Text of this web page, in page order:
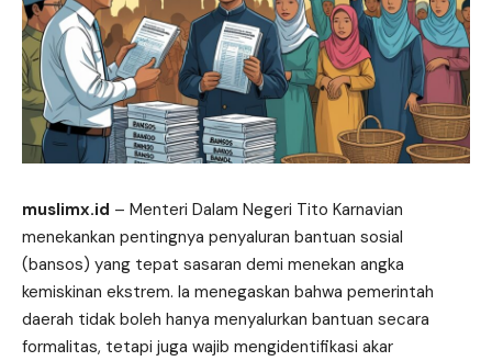
muslimx.id – Menteri Dalam Negeri Tito Karnavian
menekankan pentingnya penyaluran bantuan sosial
(bansos) yang tepat sasaran demi menekan angka
kemiskinan ekstrem. Ia menegaskan bahwa pemerintah
daerah tidak boleh hanya menyalurkan bantuan secara
formalitas, tetapi juga wajib mengidentifikasi akar